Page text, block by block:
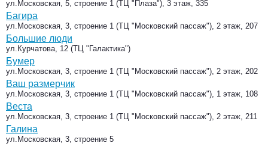
ул.Московская, 5, строение 1 (ТЦ "Плаза"), 3 этаж, 335
Багира
ул.Московская, 3, строение 1 (ТЦ "Московский пассаж"), 2 этаж, 207
Большие люди
ул.Курчатова, 12 (ТЦ "Галактика")
Бумер
ул.Московская, 3, строение 1 (ТЦ "Московский пассаж"), 2 этаж, 202
Ваш размерчик
ул.Московская, 3, строение 1 (ТЦ "Московский пассаж"), 1 этаж, 108
Веста
ул.Московская, 3, строение 1 (ТЦ "Московский пассаж"), 2 этаж, 211
Галина
ул.Московская, 3, строение 5